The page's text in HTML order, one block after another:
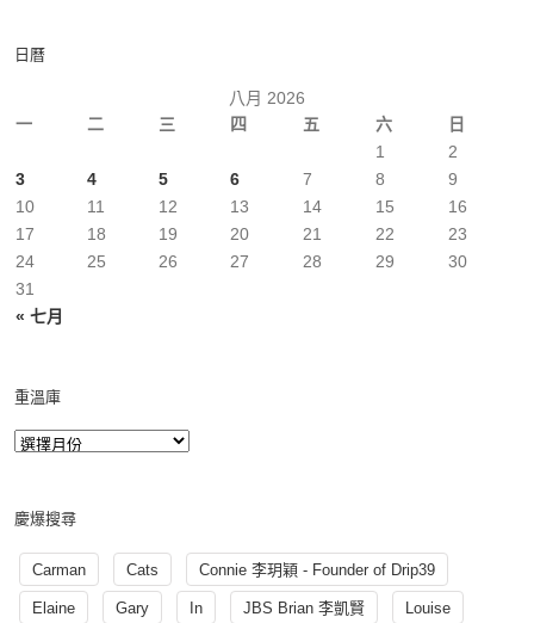
日曆
八月 2026
一
二 三 四 五 六 日
« 七月
1
2
3
4 5 6 7 8
9
10
11 12 13 14 15
16
17
18 19 20 21 22
23
24
25 26 27 28 29
30
31
重溫庫
慶爆搜尋
Carman Cats Connie 李玥穎 - Founder of Drip39
Elaine Gary In JBS Brian 李凱賢 Louise